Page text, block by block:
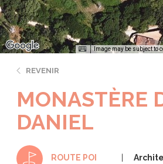
Image may be subject to
REVENIR
MONASTÈRE
DANIEL
ROUTE POI